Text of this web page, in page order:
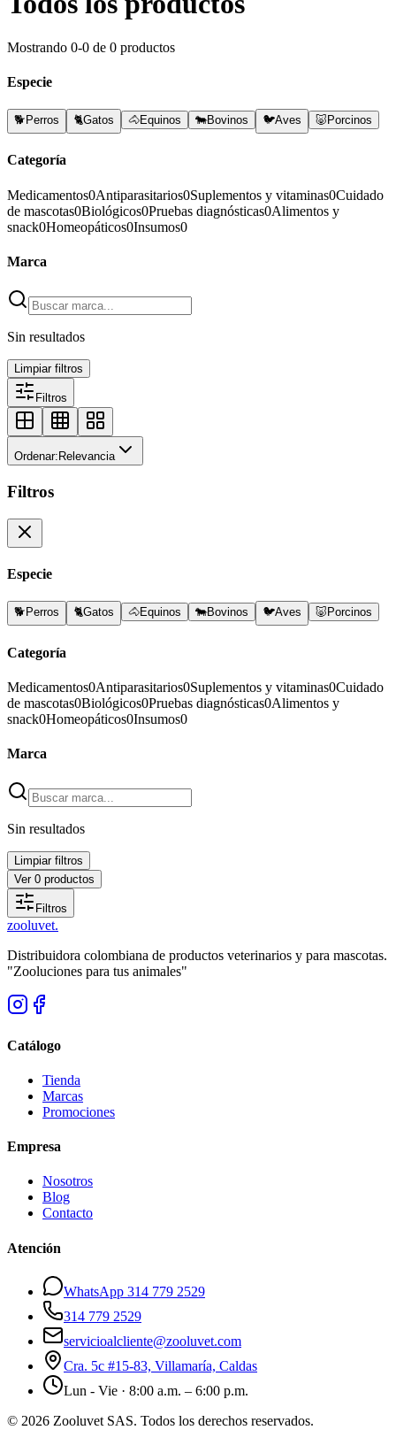
Mostrando 0-0 de 0 productos
Especie
🐕 Perros 🐈Gatos 🐴Equinos 🐄Bovinos 🐦Aves 🐷 Porcinos
Categoría
Medicamentos0Antiparasitarios0Suplementos y vitaminas0Cuidado
de mascotas0Biológicos0Pruebas diagnósticas0Alimentos y
snack0Homeopáticos0Insumos0
Marca
Sin resultados
Limpiar filtros
Filtros
Ordenar: Relevancia
Filtros
Especie
🐕 Perros 🐈Gatos 🐴Equinos 🐄Bovinos 🐦Aves 🐷 Porcinos
Categoría
Medicamentos0Antiparasitarios0Suplementos y vitaminas0Cuidado
de mascotas0Biológicos0Pruebas diagnósticas0Alimentos y
snack0Homeopáticos0Insumos0
Marca
Sin resultados
Limpiar filtros
Ver 0 productos
Filtros
zooluvet.
Distribuidora colombiana de productos veterinarios y para mascotas.
"Zooluciones para tus animales"
Catálogo
Tienda
Marcas
Promociones
Empresa
Nosotros
Blog
Contacto
Atención
WhatsApp 314 779 2529
314 779 2529
servicioalcliente@zooluvet.com
Cra. 5c #15-83, Villamaría, Caldas
Lun - Vie · 8:00 a.m. – 6:00 p.m.
© 2026 Zooluvet SAS. Todos los derechos reservados.